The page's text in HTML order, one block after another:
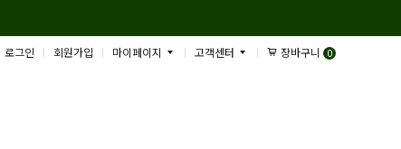
로그인 회원가입 마이페이지 고객센터 장바구니 0